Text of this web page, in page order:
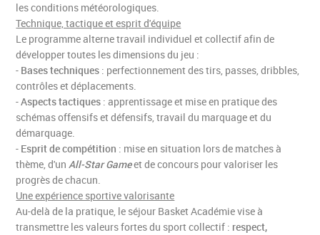
Recevoir notre lettre d'informations
oui non
les conditions météorologiques.
Technique, tactique et esprit d'équipe
Le programme alterne travail individuel et collectif afin de
développer toutes les dimensions du jeu :
- Bases techniques : perfectionnement des tirs, passes, dribbles,
contrôles et déplacements.
-Aspects tactiques : apprentissage et mise en pratique des
schémas offensifs et défensifs, travail du marquage et du
démarquage.
- Esprit de compétition : mise en situation lors de matches à
thème, d'unAll-Star Gameet de concours pour valoriser les
progrès de chacun.
Une expérience sportive valorisante
Au-delà de la pratique, le séjour Basket Académie vise à
transmettre les valeurs fortes du sport collectif : respect,